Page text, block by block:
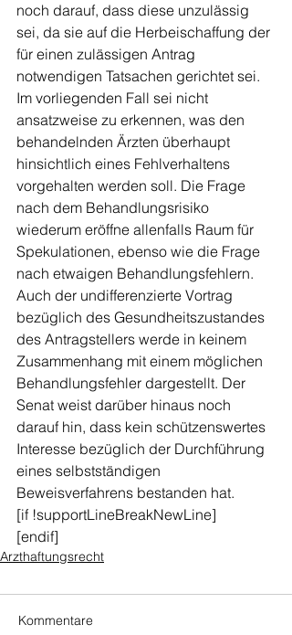
noch darauf, dass diese unzulässig
sei, da sie auf die Herbeischaffung der
für einen zulässigen Antrag
notwendigen Tatsachen gerichtet sei.
Im vorliegenden Fall sei nicht
ansatzweise zu erkennen, was den
behandelnden Ärzten überhaupt
hinsichtlich eines Fehlverhaltens
vorgehalten werden soll. Die Frage
nach dem Behandlungsrisiko
wiederum eröffne allenfalls Raum für
Spekulationen, ebenso wie die Frage
nach etwaigen Behandlungsfehlern.
Auch der undifferenzierte Vortrag
bezüglich des Gesundheitszustandes
des Antragstellers werde in keinem
Zusammenhang mit einem möglichen
Behandlungsfehler dargestellt. Der
Senat weist darüber hinaus noch
darauf hin, dass kein schützenswertes
Interesse bezüglich der Durchführung
eines selbstständigen
Beweisverfahrens bestanden hat.
[if !supportLineBreakNewLine]
[endif]
Arzthaftungsrecht
Kommentare